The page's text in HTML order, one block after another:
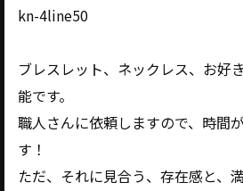
kn-4line50
ブレスレット、ネックレス、お好
能です。
職人さんに依頼しますので、時間
す！
ただ、それに見合う、存在感と、